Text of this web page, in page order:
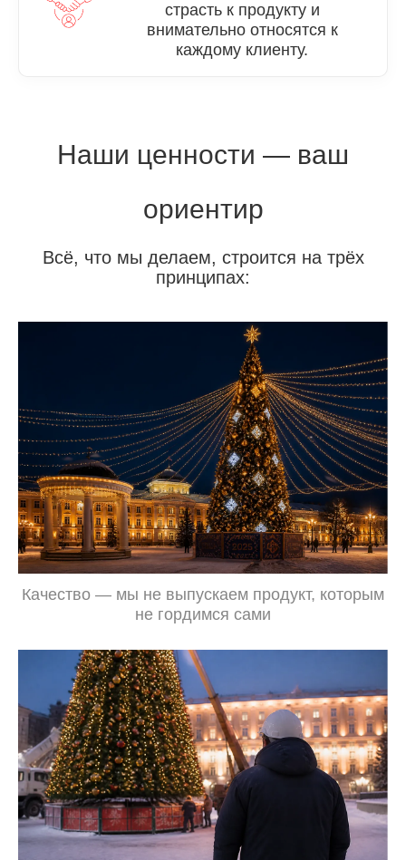
страсть к продукту и
внимательно относятся к
каждому клиенту.
Наши ценности — ваш
ориентир
Всё, что мы делаем, строится на трёх
принципах:
Качество — мы не выпускаем продукт, которым
не гордимся сами